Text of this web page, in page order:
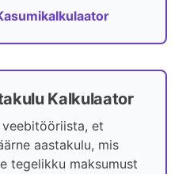
Kalkulaator
et
aastakulu, mis
tegelikku maksumust